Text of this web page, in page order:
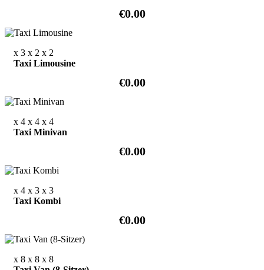
€0.00
x 3 x 2 x 2
Taxi Limousine
€0.00
x 4 x 4 x 4
Taxi Minivan
€0.00
x 4 x 3 x 3
Taxi Kombi
€0.00
x 8 x 8 x 8